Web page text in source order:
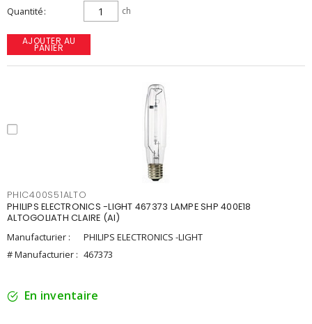
Quantité ch
AJOUTER AU
PANIER
PHIC400S51ALTO
PHILIPS ELECTRONICS -LIGHT 467373 LAMPE SHP 400E18
ALTOGOLIATH CLAIRE (AI)
Manufacturier :
PHILIPS ELECTRONICS -LIGHT
# Manufacturier : 467373
En inventaire